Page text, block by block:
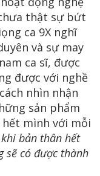
thật sự bứt
ca 9X nghĩ
và sự may
ca sĩ, được
được với nghề
nhìn nhận
sản phẩm
hết mình với mỗi
bản thân hết
sẽ có được thành